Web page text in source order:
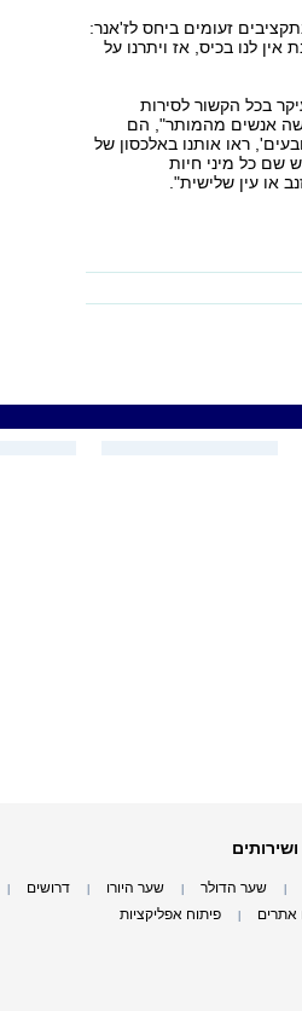
זעומים ביחס לז'אנר:
לנו בכיס, אז ויתרנו על
בכל הקשור לסירות
אנשים מהמותר", הם
ראו אותנו באלכסון של
שם כל מיני חיות
או עין שלישית".
שער הדולר שער היורו דרושים
אתרים פיתוח אפליקציות